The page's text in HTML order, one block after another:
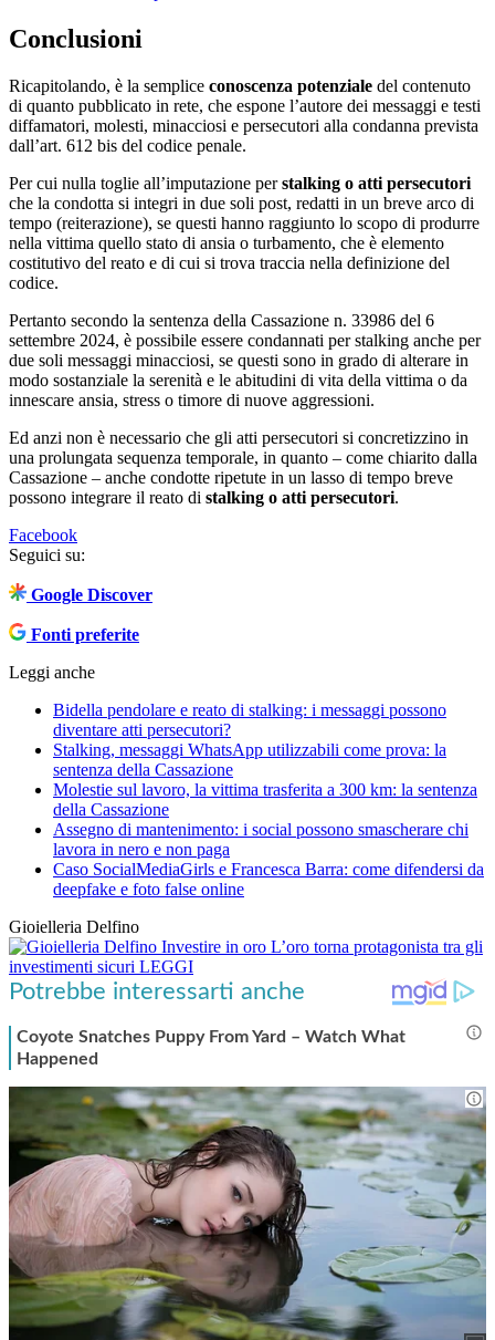
Conclusioni
Ricapitolando, è la semplice conoscenza potenziale del contenuto
di quanto pubblicato in rete, che espone l’autore dei messaggi e testi
diffamatori, molesti, minacciosi e persecutori alla condanna prevista
dall’art. 612 bis del codice penale.
Per cui nulla toglie all’imputazione perstalking o atti persecutori
che la condotta si integri in due soli post, redatti in un breve arco di
tempo (reiterazione), se questi hanno raggiunto lo scopo di produrre
nella vittima quello stato di ansia o turbamento, che è elemento
costitutivo del reato e di cui si trova traccia nella definizione del
codice.
Pertanto secondo la sentenza della Cassazione n. 33986 del 6
settembre 2024, è possibile essere condannati per stalking anche per
due soli messaggi minacciosi, se questi sono in grado di alterare in
modo sostanziale la serenità e le abitudini di vita della vittima o da
innescare ansia, stress o timore di nuove aggressioni.
Ed anzi non è necessario che gli atti persecutori si concretizzino in
una prolungata sequenza temporale, in quanto – come chiarito dalla
Cassazione – anche condotte ripetute in un lasso di tempo breve
possono integrare il reato di stalking o atti persecutori.
Facebook
Seguici su:
Google Discover
Fonti preferite
Leggi anche
Bidella pendolare e reato di stalking: i messaggi possono
diventare atti persecutori?
Stalking, messaggi WhatsApp utilizzabili come prova: la
sentenza della Cassazione
Molestie sul lavoro, la vittima trasferita a 300 km: la sentenza
della Cassazione
Assegno di mantenimento: i social possono smascherare chi
lavora in nero e non paga
Caso SocialMediaGirls e Francesca Barra: come difendersi da
deepfake e foto false online
Gioielleria Delfino
Investire in oro L’oro torna protagonista tra gli
investimenti sicuri LEGGI